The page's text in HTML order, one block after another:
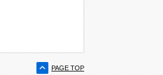
PAGE TOP